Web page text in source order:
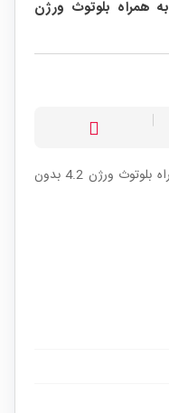
کارت شبکه بیسیم RTL8723BU به همراه بلوتوث ورژن
کارت شبکه بیسیم RTL8723BU به همراه بلوتوث ورژن 4.2 بدون